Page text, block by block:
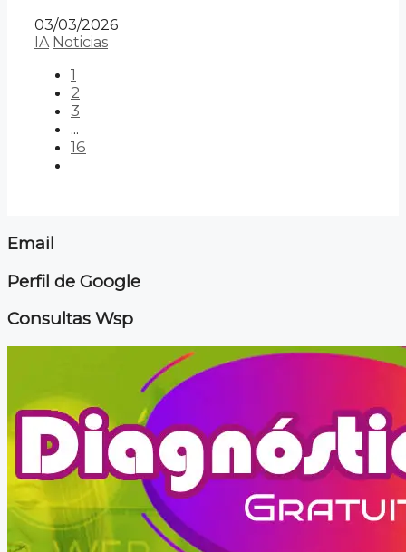
03/03/2026
IA Noticias
1
2
3
...
16
Email
Perfil de Google
Consultas Wsp